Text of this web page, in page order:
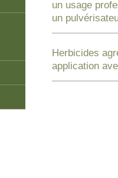
un usage
un
Herbicides
application